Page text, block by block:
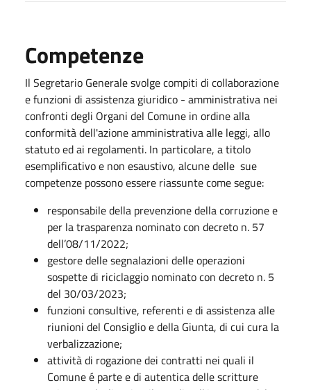
Competenze
Il Segretario Generale svolge compiti di collaborazione
e funzioni di assistenza giuridico - amministrativa nei
confronti degli Organi del Comune in ordine alla
conformità dell'azione amministrativa alle leggi, allo
statuto ed ai regolamenti. In particolare, a titolo
esemplificativo e non esaustivo, alcune delle sue
competenze possono essere riassunte come segue:
responsabile della prevenzione della corruzione e
per la trasparenza nominato con decreto n. 57
dell’08/11/2022;
gestore delle segnalazioni delle operazioni
sospette di riciclaggio nominato con decreto n. 5
del 30/03/2023;
funzioni consultive, referenti e di assistenza alle
riunioni del Consiglio e della Giunta, di cui cura la
verbalizzazione;
attività di rogazione dei contratti nei quali il
Comune é parte e di autentica delle scritture